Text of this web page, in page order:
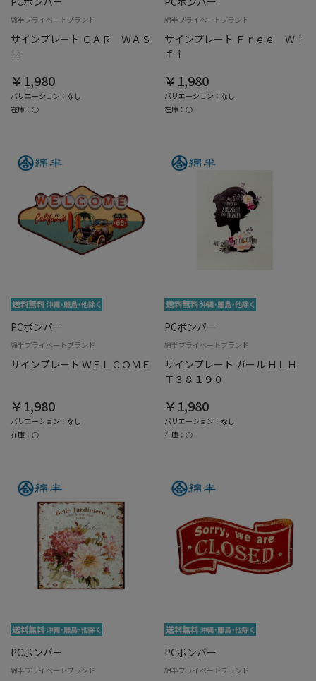
綿半プライベートブランド
サインプレート ＣＡＲ ＷＡＳ
Ｈ
￥1,980
バリエーション：なし
在庫：○
綿半プライベートブランド
サインプレート Ｆｒｅｅ Ｗｉ
ｆｉ
￥1,980
バリエーション：なし
在庫：○
PCボンバー
綿半プライベートブランド
サインプレート ＷＥＬＣＯＭＥ
￥1,980
バリエーション：なし
在庫：○
PCボンバー
綿半プライベートブランド
サインプレート ガール ＨＬＨ
Ｔ３８１９０
￥1,980
バリエーション：なし
在庫：○
PCボンバー
綿半プライベートブランド
PCボンバー
綿半プライベートブランド